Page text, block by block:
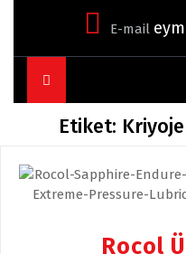
E-mail
Button
Etiket:
Rocol